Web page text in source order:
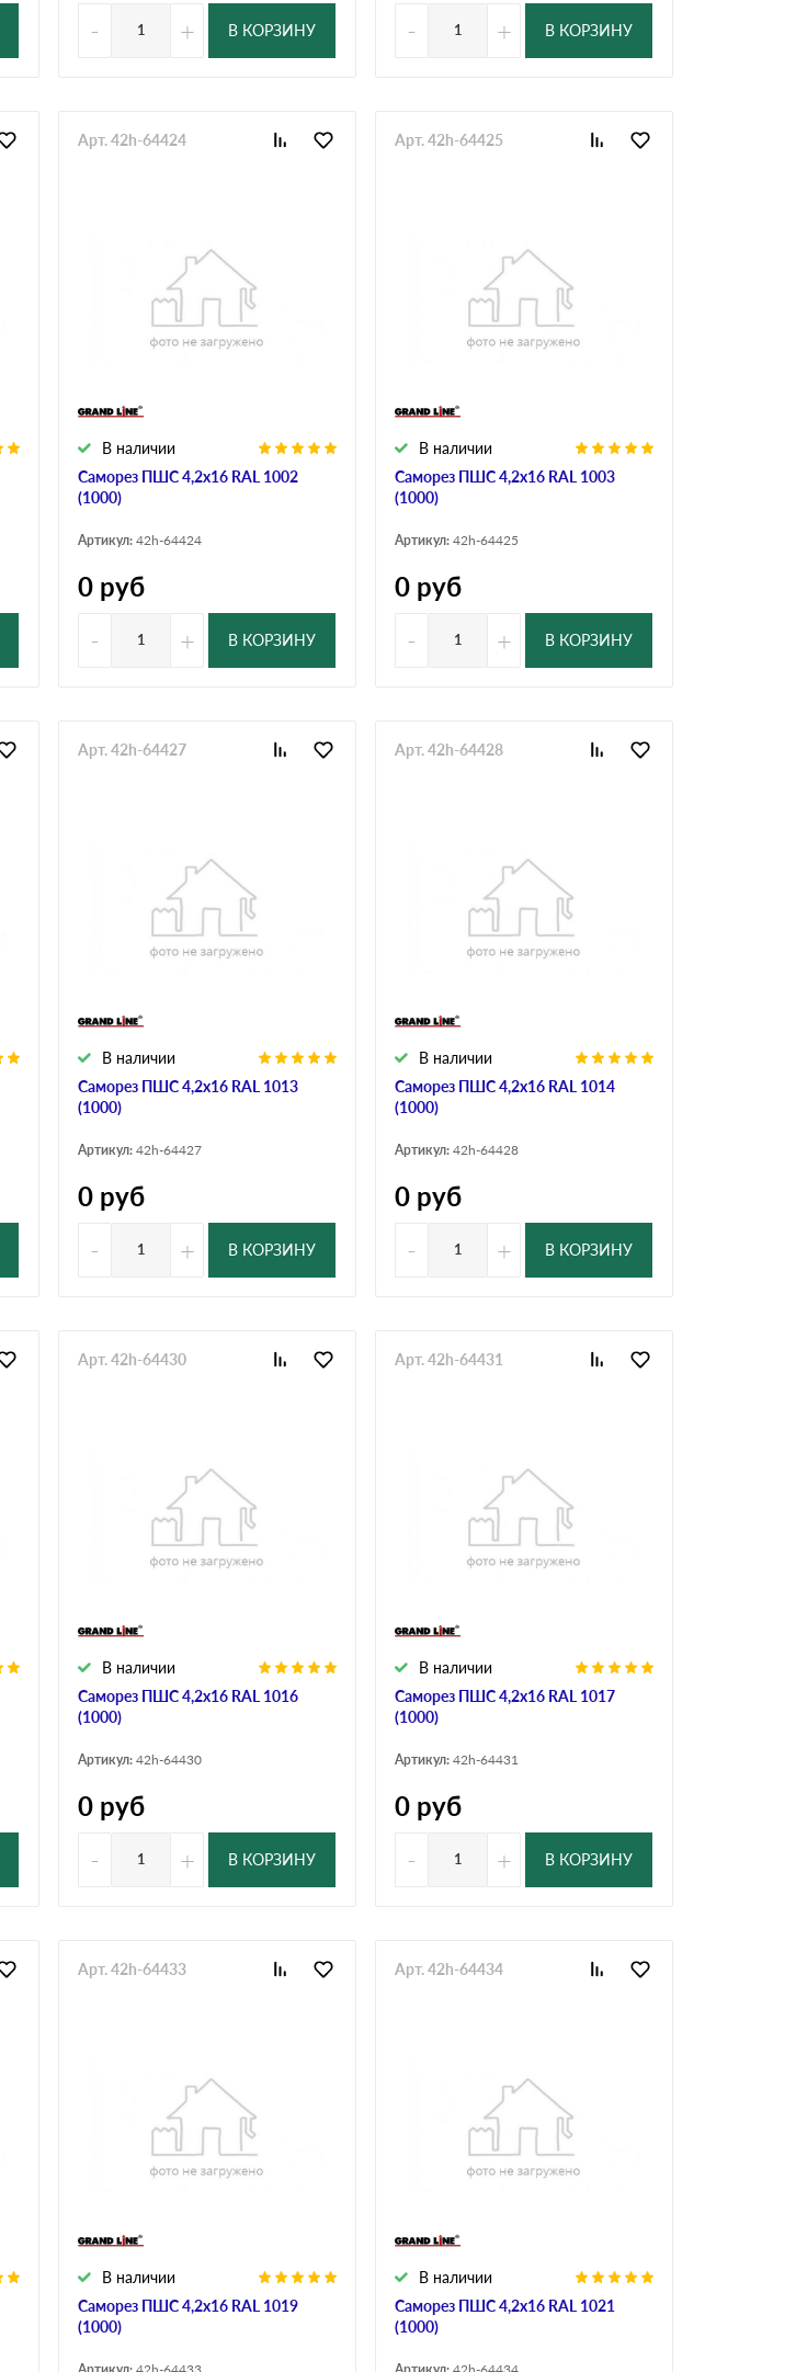
- + В КОРЗИНУ - + В КОРЗИНУ
Саморез ПШС 4,2х16 RAL 1002
(1000)
В наличии
Арт. 42h-64424
Артикул: 42h-64424
0 руб
-
+ В КОРЗИНУ
Саморез ПШС 4,2х16 RAL 1003
(1000)
В наличии
Арт. 42h-64425
Артикул: 42h-64425
0 руб
-
+ В КОРЗИНУ
Саморез ПШС 4,2х16 RAL 1013
(1000)
В наличии
Арт. 42h-64427
Артикул: 42h-64427
0 руб
-
+ В КОРЗИНУ
Саморез ПШС 4,2х16 RAL 1014
(1000)
В наличии
Арт. 42h-64428
Артикул: 42h-64428
0 руб
-
+ В КОРЗИНУ
Саморез ПШС 4,2х16 RAL 1016
(1000)
В наличии
Арт. 42h-64430
Артикул: 42h-64430
0 руб
-
+ В КОРЗИНУ
Саморез ПШС 4,2х16 RAL 1017
(1000)
В наличии
Арт. 42h-64431
Артикул: 42h-64431
0 руб
-
+ В КОРЗИНУ
Саморез ПШС 4,2х16 RAL 1019
(1000)
В наличии
Арт. 42h-64433
Артикул: 42h-64433
Саморез ПШС 4,2х16 RAL 1021
(1000)
В наличии
Арт. 42h-64434
Артикул: 42h-64434